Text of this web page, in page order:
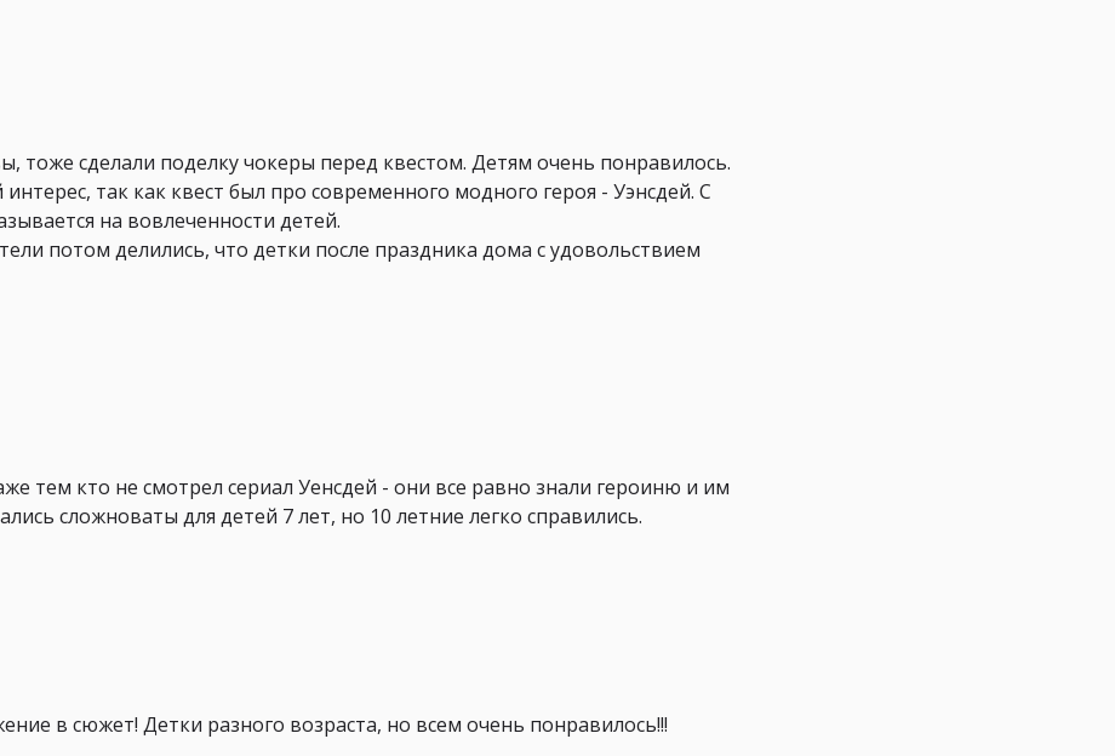
тоже сделали поделку чокеры перед квестом. Детям очень понравилось.
так как квест был про современного модного героя - Уэнсдей. С
на вовлеченности детей.
потом делились, что детки после праздника дома с удовольствием
тем кто не смотрел сериал Уенсдей - они все равно знали героиню и им
сложноваты для детей 7 лет, но 10 летние легко справились.
в сюжет! Детки разного возраста, но всем очень понравилось!!!